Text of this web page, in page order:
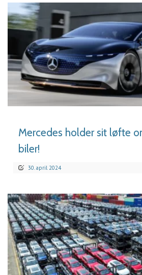
Mercedes holder sit løfte
biler!
30. april 2024